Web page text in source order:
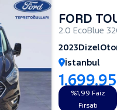
FORD
2.0 EcoBlue
2023Dizel
İstanbul
%1,99 Faiz
Fırsatı